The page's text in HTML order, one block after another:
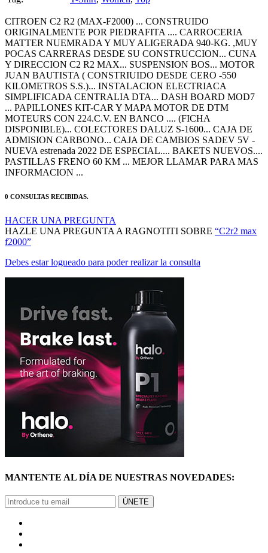
CITROEN C2 R2 (MAX-F2000) ... CONSTRUIDO
ORIGINALMENTE POR PIEDRAFITA .... CARROCERIA
MATTER NUEMRADA Y MUY ALIGERADA 940-KG. ,MUY
POCAS CARRERAS DESDE SU CONSTRUCCION... CUNA
Y DIRECCION C2 R2 MAX... SUSPENSION BOS... MOTOR
JUAN BAUTISTA ( CONSTRIUIDO DESDE CERO -550
KILOMETROS S.S.)... INSTALACION ELECTRIACA
SIMPLIFICADA CENTRALIA DTA... DASH BOARD MOD7
... PAPILLONES KIT-CAR Y MAPA MOTOR DE DTM
MOTEURS CON 224.C.V. EN BANCO .... (FICHA
DISPONIBLE)... COLECTORES DALUZ S-1600... CAJA DE
ADMISION CARBONO... CAJA DE CAMBIOS SADEV 5V -
NUEVA estrenada 2022 DE ESPECIAL.... BAKETS NUEVOS....
PASTILLAS FRENO 60 KM ... MEJOR LLAMAR PARA MAS
INFORMACION ...
HAZLE UNA PREGUNTA A RAGNOTITI SOBRE
f2000”
Debes estar logueado para poder realizar la consulta